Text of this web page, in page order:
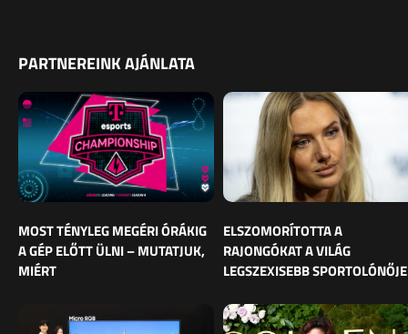
PARTNEREINK AJÁNLATA
MOST TÉNYLEG MEGÉRI ÓRÁKIG
A GÉP ELŐTT ÜLNI – MUTATJUK,
MIÉRT
ELSZOMORÍTOTTA A
RAJONGÓKAT A VILÁG
LEGSZEXISEBB SPORTOLÓNŐJE